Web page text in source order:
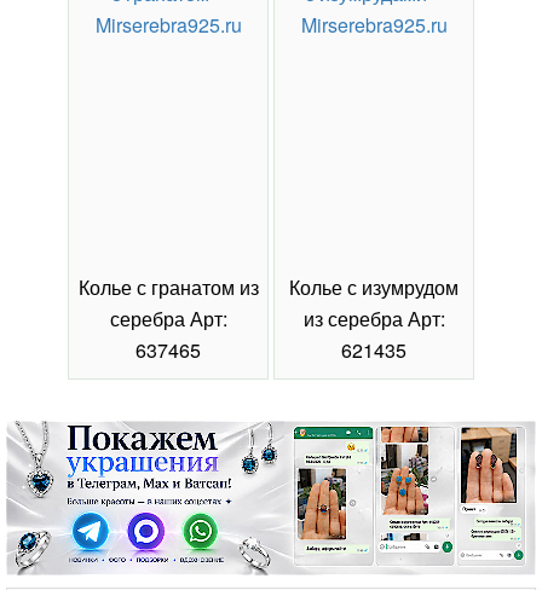
Колье с гранатом из
серебра Арт:
637465
Колье с изумрудом
из серебра Арт:
621435